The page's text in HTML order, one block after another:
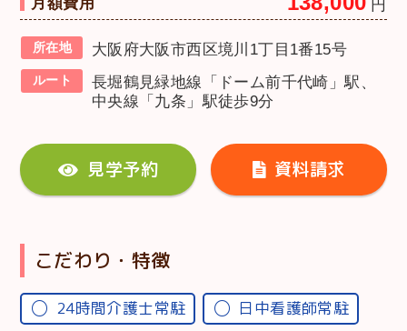
円
所在地 大阪府大阪市西区境川1丁目1番15号
ルート
長堀鶴見緑地線「ドーム前千代崎」駅、
中央線「九条」駅徒歩9分
見学予約 資料請求
こだわり・特徴
24時間介護士常駐
日中看護師常駐